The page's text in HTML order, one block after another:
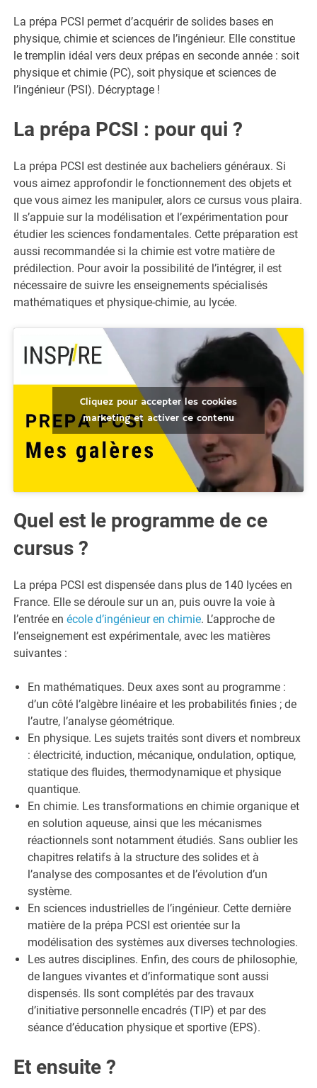
La prépa PCSI permet d’acquérir de solides bases en
physique, chimie et sciences de l’ingénieur. Elle constitue
le tremplin idéal vers deux prépas en seconde année : soit
physique et chimie (PC), soit physique et sciences de
l’ingénieur (PSI). Décryptage !
La prépa PCSI : pour qui ?
La prépa PCSI est destinée aux bacheliers généraux. Si
vous aimez approfondir le fonctionnement des objets et
que vous aimez les manipuler, alors ce cursus vous plaira.
Il s’appuie sur la modélisation et l’expérimentation pour
étudier les sciences fondamentales. Cette préparation est
aussi recommandée si la chimie est votre matière de
prédilection. Pour avoir la possibilité de l’intégrer, il est
nécessaire de suivre les enseignements spécialisés
mathématiques et physique-chimie, au lycée.
Cliquez pour accepter les cookies
marketing et activer ce contenu
Quel est le programme de ce
cursus ?
La prépa PCSI est dispensée dans plus de 140 lycées en
France. Elle se déroule sur un an, puis ouvre la voie à
l’entrée enécole d’ingénieur en chimie. L’approche de
l’enseignement est expérimentale, avec les matières
suivantes :
En mathématiques. Deux axes sont au programme :
d’un côté l’algèbre linéaire et les probabilités finies ; de
l’autre, l’analyse géométrique.
En physique. Les sujets traités sont divers et nombreux
: électricité, induction, mécanique, ondulation, optique,
statique des fluides, thermodynamique et physique
quantique.
En chimie. Les transformations en chimie organique et
en solution aqueuse, ainsi que les mécanismes
réactionnels sont notamment étudiés. Sans oublier les
chapitres relatifs à la structure des solides et à
l’analyse des composantes et de l’évolution d’un
système.
En sciences industrielles de l’ingénieur. Cette dernière
matière de la prépa PCSI est orientée sur la
modélisation des systèmes aux diverses technologies.
Les autres disciplines. Enfin, des cours de philosophie,
de langues vivantes et d’informatique sont aussi
dispensés. Ils sont complétés par des travaux
d’initiative personnelle encadrés (TIP) et par des
séance d’éducation physique et sportive (EPS).
Et ensuite ?